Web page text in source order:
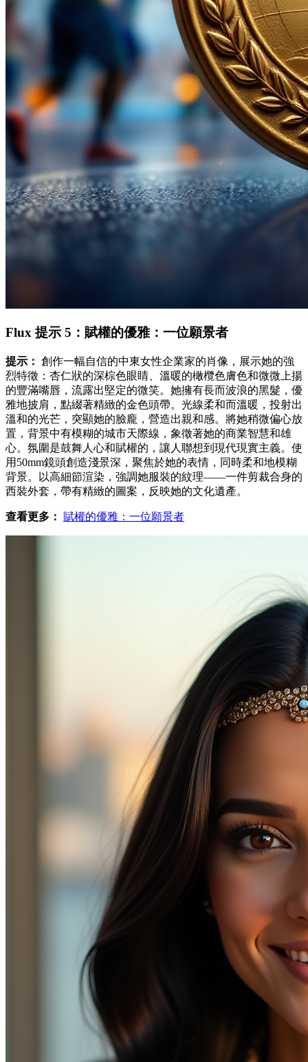
Flux 提示 5：賦權的優雅：一位願景者
提示： 創作一幅自信的中東女性企業家的肖像，展示她的強
烈特徵：杏仁狀的深棕色眼睛、溫暖的橄欖色膚色和微微上揚
的豐滿嘴唇，流露出堅定的微笑。她擁有長而波浪的黑髮，優
雅地披肩，點綴著精緻的金色頭帶。光線柔和而溫暖，投射出
溫和的光芒，突顯她的臉龐，營造出親和感。將她稍微偏心放
置，背景中有模糊的城市天際線，象徵著她的商業智慧和雄
心。氛圍是鼓舞人心和賦權的，讓人聯想到現代現實主義。使
用50mm鏡頭創造淺景深，聚焦於她的表情，同時柔和地模糊
背景。以高細節渲染，強調她服裝的紋理——一件剪裁合身的
西裝外套，帶有精緻的圖案，反映她的文化遺產。
查看更多： 賦權的優雅：一位願景者